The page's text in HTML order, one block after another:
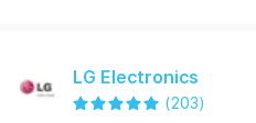
LG Electronics
(203)